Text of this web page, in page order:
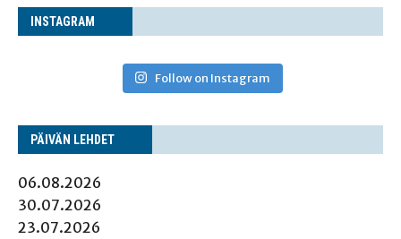
INS­TA­GRAM
Follow on Instagram
PÄI­VÄN LEHDET
06.08.2026
30.07.2026
23.07.2026